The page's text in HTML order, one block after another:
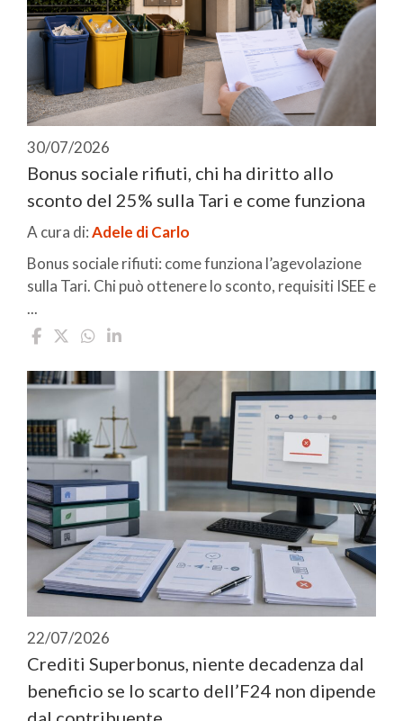
30/07/2026
Bonus sociale rifiuti, chi ha diritto allo
sconto del 25% sulla Tari e come funziona
A cura di:Adele di Carlo
Bonus sociale rifiuti: come funziona l’agevolazione
sulla Tari. Chi può ottenere lo sconto, requisiti ISEE e
...
22/07/2026
Crediti Superbonus, niente decadenza dal
beneficio se lo scarto dell’F24 non dipende